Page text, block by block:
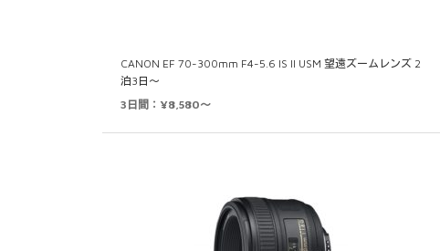
CANON EF 70-300mm F4-5.6 IS II USM 望遠ズームレンズ 2
泊3日～
3日間：¥8,580～